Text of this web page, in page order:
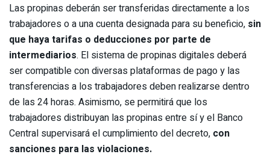
Las propinas deberán ser transferidas directamente a los
trabajadores o a una cuenta designada para su beneficio, sin
que haya tarifas o deducciones por parte de
intermediarios. El sistema de propinas digitales deberá
ser compatible con diversas plataformas de pago y las
transferencias a los trabajadores deben realizarse dentro
de las 24 horas. Asimismo, se permitirá que los
trabajadores distribuyan las propinas entre sí y el Banco
Central supervisará el cumplimiento del decreto, con
sanciones para las violaciones.